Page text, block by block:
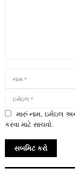
મારું નામ, ઇમેઇલ
કરવા માટે સાચવો.